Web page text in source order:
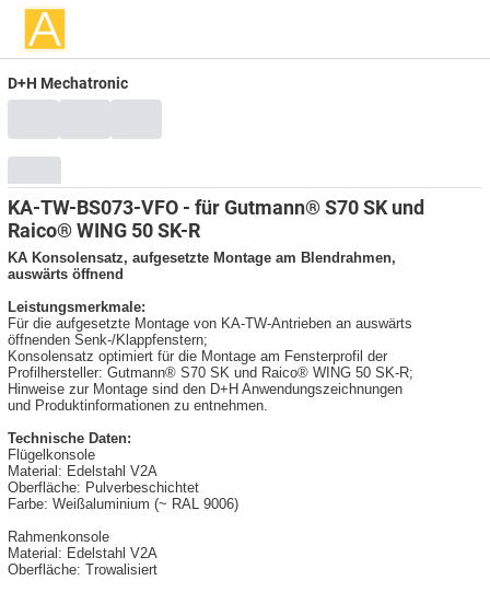
D+H Mechatronic
KA-TW-BS073-VFO - für Gutmann® S70 SK und
Raico® WING 50 SK-R
KA Konsolensatz, aufgesetzte Montage am Blendrahmen,
auswärts öffnend
Leistungsmerkmale:
Für die aufgesetzte Montage von KA-TW-Antrieben an auswärts
öffnenden Senk-/Klappfenstern;
Konsolensatz optimiert für die Montage am Fensterprofil der
Profilhersteller: Gutmann® S70 SK und Raico® WING 50 SK-R;
Hinweise zur Montage sind den D+H Anwendungszeichnungen
und Produktinformationen zu entnehmen.
Technische Daten:
Flügelkonsole
Material: Edelstahl V2A
Oberfläche: Pulverbeschichtet
Farbe: Weißaluminium (~ RAL 9006)
Rahmenkonsole
Material: Edelstahl V2A
Oberfläche: Trowalisiert